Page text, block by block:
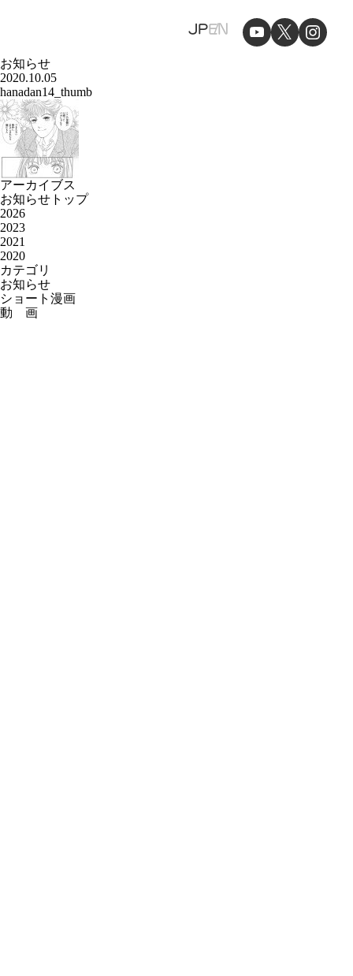
JPEN
お知らせ
2020.10.05
hanadan14_thumb
アーカイブス
お知らせトップ
2026
2023
2021
2020
カテゴリ
お知らせ
ショート漫画
動 画